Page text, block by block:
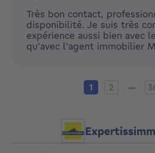
Très bon contact,
disponibilité. Je suis très
expérience aussi bien avec
qu'avec l'agent immobilier
Current page
1 Page 2
2 ...